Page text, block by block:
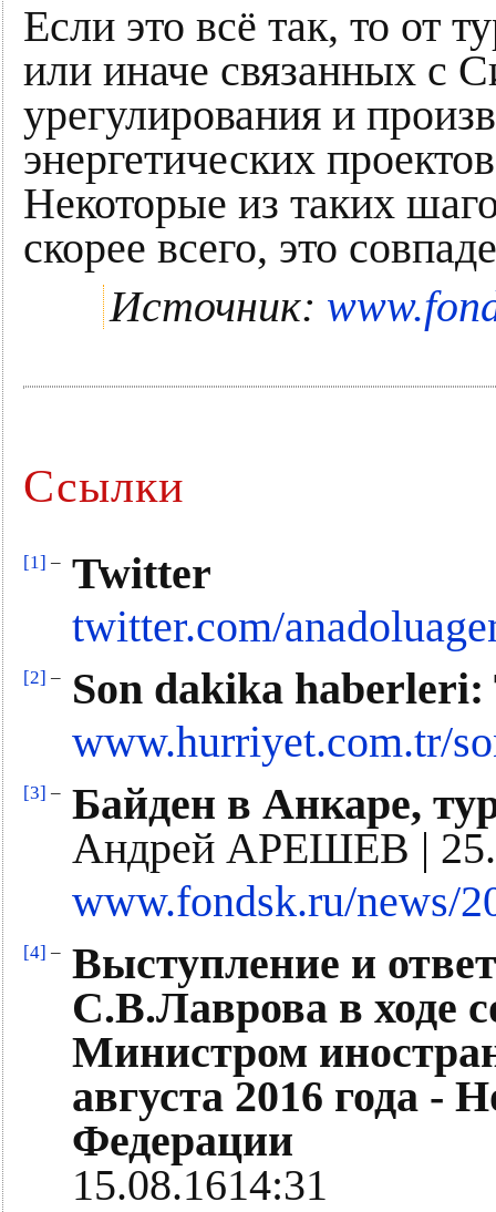
Если это всё так, то от
или иначе связанных с
урегулирования и
энергетических
Некоторые из таких
скорее всего, это
Источник:
Ссылки
[1] – Twitter
twitter.com/
[2] –
Son dakika
www.hurriyet.com.tr/
[3] – Байден в Анкаре,
Андрей АРЕШЕВ |
www.fondsk.ru/news/
[4] – Выступление и
С.В.Лаврова в ходе
Министром
августа 2016 года -
Федерации
15.08.1614:31